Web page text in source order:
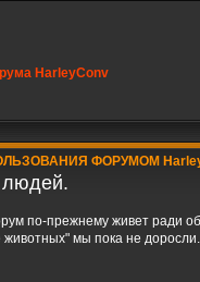
HarleyConv
ФОРУМОМ
по-прежнему живет ради
мы пока не доросли.